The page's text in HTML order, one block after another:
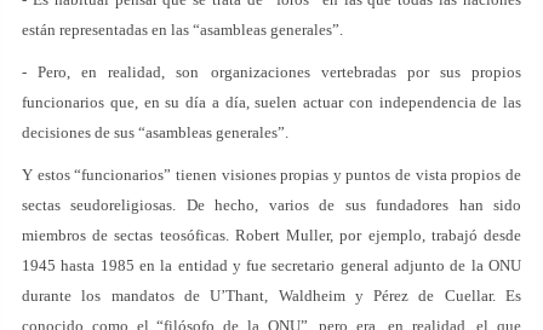
están representadas en las “asambleas generales”.
- Pero, en realidad, son organizaciones vertebradas por sus propios
funcionarios que, en su día a día, suelen actuar con independencia de las
decisiones de sus “asambleas generales”.
Y estos “funcionarios” tienen visiones propias y puntos de vista propios de
sectas seudoreligiosas. De hecho, varios de sus fundadores han sido
miembros de sectas teosóficas. Robert Muller, por ejemplo, trabajó desde
1945 hasta 1985 en la entidad y fue secretario general adjunto de la ONU
durante los mandatos de U’Thant, Waldheim y Pérez de Cuellar. Es
conocido como el “filósofo de la ONU”, pero era, en realidad, el que